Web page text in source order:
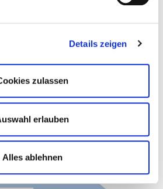
Details zeigen
zulassen
erlauben
Alles ablehnen
Jugendmedizin
Rheumatologie)